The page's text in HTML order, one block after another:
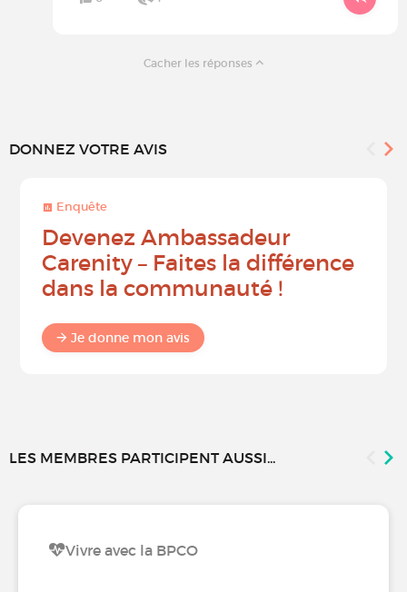
Cacher les réponses
DONNEZ VOTRE AVIS
Enquête
Devenez Ambassadeur
Carenity – Faites la différence
dans la communauté !
Je donne mon avis
LES MEMBRES PARTICIPENT AUSSI...
Vivre avec la BPCO